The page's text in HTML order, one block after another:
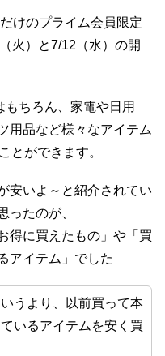
けのプライム会員限定
火）と7/12（水）の開
ちろん、家電や日用
用品など様々なアイテム
とができます。
安いよ～と紹介されてい
ったのが、
得に買えたもの」や「買
アイテム」でした
うより、以前買って本
いるアイテムを安く買